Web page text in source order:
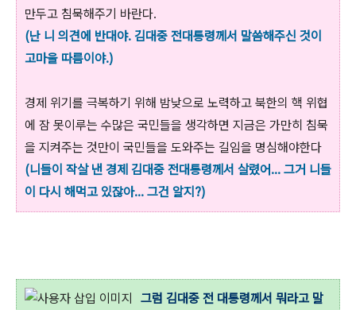
만두고 침묵해주기 바란다.
(난 니 의견에 반대야. 김대중 전대통령께서 말씀해주신 것이
고마울 따름이야.)
경제 위기를 극복하기 위해 밤낮으로 노력하고 북한의 핵 위협
에 잠 못이루는 수많은 국민들을 생각하면 지금은 가만히 침묵
을 지켜주는 것만이 국민들을 도와주는 길임을 명심해야한다
(니들이 작살 낸 경제 김대중 전대통령께서 살렸어... 그거 니들
이 다시 해먹고 있잖아... 그건 알지?)
그럼 김대중 전 대통령께서 뭐라고 말